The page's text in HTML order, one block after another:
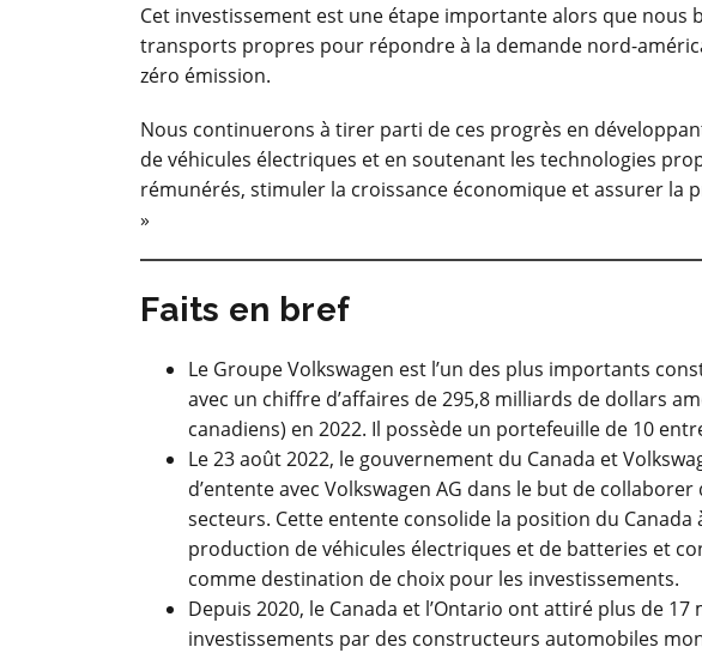
Cet investissement est une étape importante alors que nous
transports propres pour répondre à la demande nord-
zéro émission.
Nous continuerons à tirer parti de ces progrès en
de véhicules électriques et en soutenant les technologies
rémunérés, stimuler la croissance économique et assurer la
»
Faits en bref
Le Groupe Volkswagen est l’un des plus importants
avec un chiffre d’affaires de 295,8 milliards de dollars
canadiens) en 2022. Il possède un portefeuille de 10
Le 23 août 2022, le gouvernement du Canada et
d’entente avec Volkswagen AG dans le but de
secteurs. Cette entente consolide la position du Canada
production de véhicules électriques et de batteries et
comme destination de choix pour les investissements.
Depuis 2020, le Canada et l’Ontario ont attiré plus de
investissements par des constructeurs automobiles